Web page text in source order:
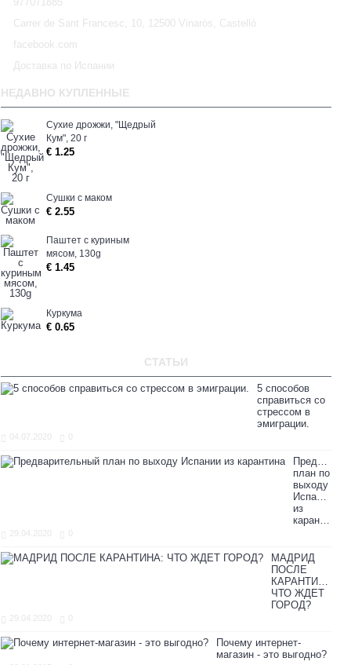
Carrer de Sant Francesc, 10, 12500 Vinaròs, Castelló
facebook.com
Доставка по Испании
НЕДАВНО КУПЛЕННЫЕ
Сухие дрожжи, "Щедрый
Кум", 20 г
€ 1.25
Сушки с маком
€ 2.55
Паштет с куриным
мясом, 130g
€ 1.45
Куркума
€ 0.65
СТАТЬИ
5 способов
справиться со
стрессом в
эмиграции.
04.07.2020
план по
выходу
Испании
из
карантина
29.04.2020
МАДРИД
ПОСЛЕ
КАРАНТИНА:
ЧТО ЖДЕТ
ГОРОД?
29.04.2020
Почему интернет-
магазин - это выгодно?